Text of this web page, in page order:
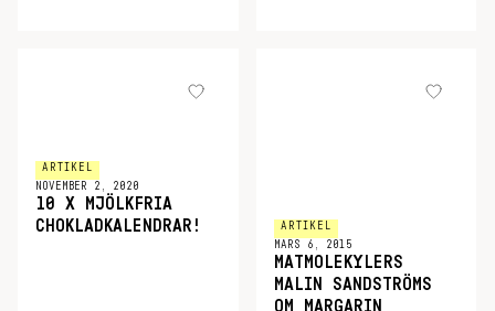
ARTIKEL
NOVEMBER 2, 2020
10 X MJÖLKFRIA
CHOKLADKALENDRAR!
ARTIKEL
MARS 6, 2015
MATMOLEKYLERS
MALIN SANDSTRÖMS
OM MARGARIN